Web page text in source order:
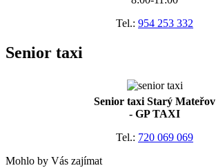
Tel.: 954 253 332
Senior taxi
Senior taxi Starý Mateřov
- GP TAXI
Tel.: 720 069 069
Mohlo by Vás zajímat